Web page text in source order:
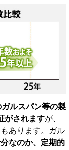
ルスパン等の製
がされますが、
あります。ガル
なのか、定期的